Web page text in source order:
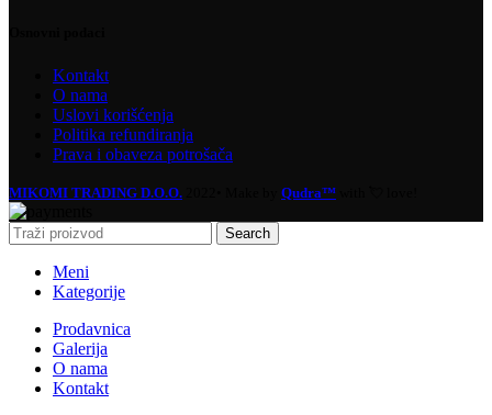
Kontakt
O nama
Uslovi korišćenja
Politika refundiranja
Prava i obaveza potrošača
MIKOMI TRADING D.O.O. Qudra™
Search
Meni
Kategorije
Prodavnica
Galerija
O nama
Kontakt